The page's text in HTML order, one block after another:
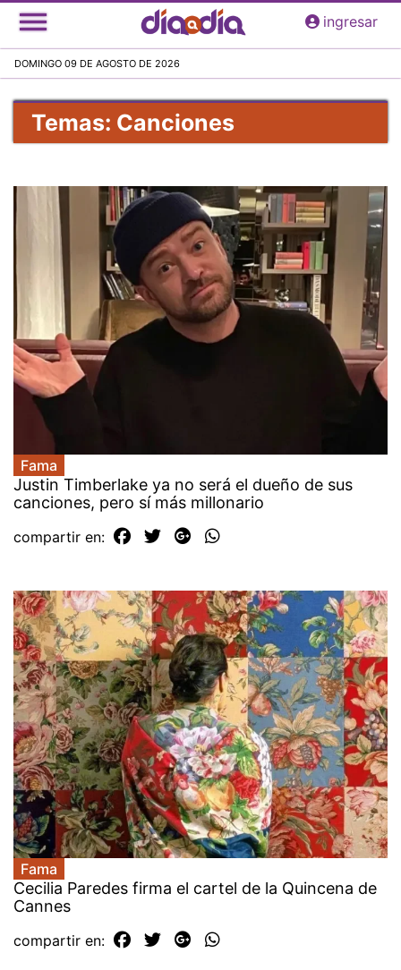
Pasar
al
principal
ingresar
DOMINGO 09 DE AGOSTO DE 2026
Temas: Canciones
Fama
Justin Timberlake ya no será el dueño de sus
canciones, pero sí más millonario
compartir en:
Fama
Cecilia Paredes firma el cartel de la Quincena de
Cannes
compartir en: